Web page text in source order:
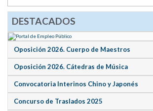
DESTACADOS
Oposición 2026. Cuerpo de Maestros
Oposición 2026. Cátedras de Música
Convocatoria Interinos Chino y Japonés
Concurso de Traslados 2025